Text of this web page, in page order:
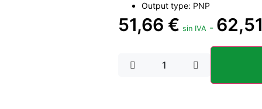
Output type: PNP
51,66 € sin IVA - 62,51